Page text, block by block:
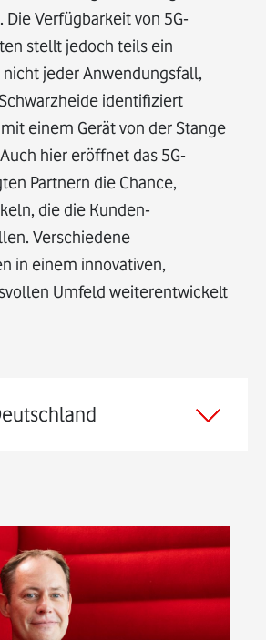
Verfügbarkeit von 5G-
stellt jedoch teils ein
jeder Anwendungsfall,
identifiziert
einem Gerät von der Stange
hier eröffnet das 5G-
Partnern die Chance,
die die Kunden-
Verschiedene
in einem innovativen,
Umfeld weiterentwickelt